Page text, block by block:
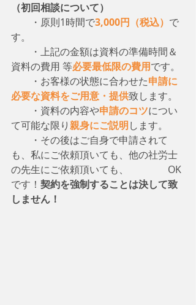
（初回相談について）
・原則1時間で3,000円（税込） で
す。
・上記の金額は資料の準備時間＆
資料の費用 等必要最低限の費用です。
・お客様の状態に合わせた申請に
必要な資料をご用意・提供致します。
・資料の内容や申請のコツについ
て可能な限り親身にご説明します。
・その後はご自身で申請されて
も、私にご依頼頂いても、他の社労士
の先生にご依頼頂いても、　　　　OK
です！ 契約を強制することは決して致
しません！